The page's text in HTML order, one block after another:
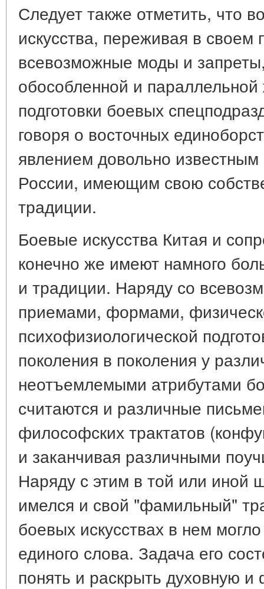
Следует также отметить, что
искусства, переживая в
всевозможные моды и
обособленной и
подготовки боевых
говоря о восточных
явлением довольно
России, имеющим свою
традиции.
Боевые искусства Китая и
конечно же имеют намного
и традиции. Наряду со
приемами, формами,
психофизиологической
поколения в поколения у
неотъемлемыми атрибутами
считаются и различные
философских трактатов
и заканчивая различными
Наряду с этим в той или иной
имелся и свой "фамильный"
боевых искусствах в нем
единого слова. Задача его
понять и раскрыть духовную